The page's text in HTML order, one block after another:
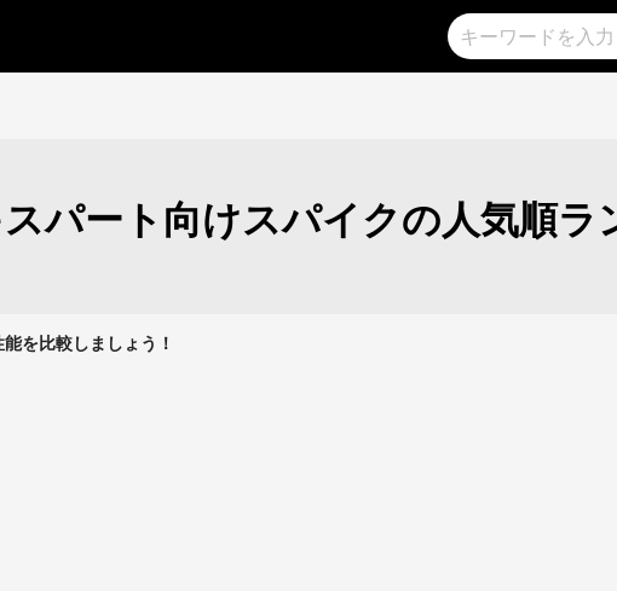
パート向けスパイクの人気順ラ
を比較しましょう！